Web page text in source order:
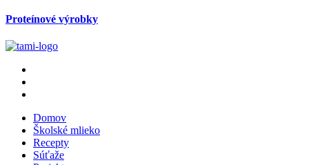
Proteínové výrobky
Domov
Školské mlieko
Recepty
Súťaže